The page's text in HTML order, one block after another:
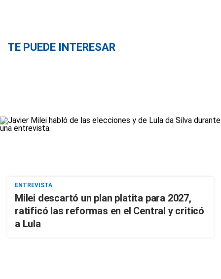
TE PUEDE INTERESAR
ENTREVISTA
Milei descartó un plan platita para 2027,
ratificó las reformas en el Central y criticó
a Lula